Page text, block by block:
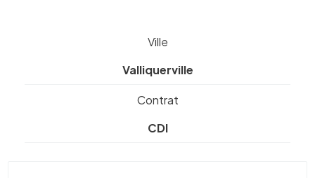
Ville
Valliquerville
Contrat
CDI